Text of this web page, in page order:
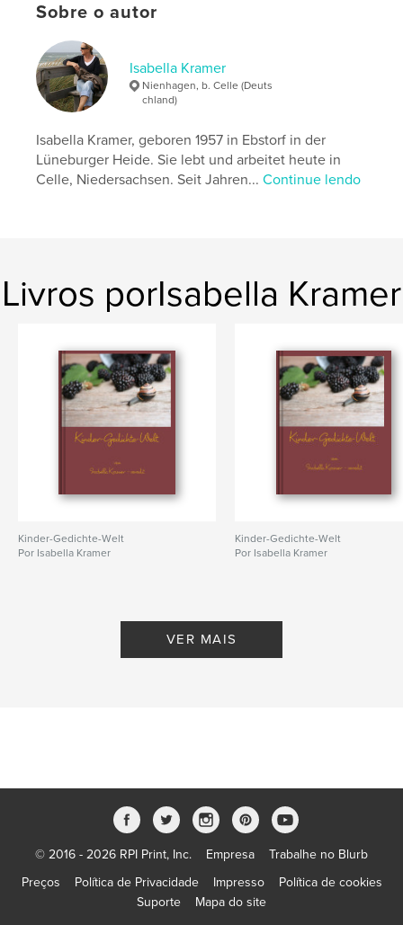
IdiomaGerman
Palavras-chavee
Liebe , Meer , Natur
Gedichte Lyrik
Sobre o autor
Isabella Kramer
Nienhagen, b. Celle (Deuts
chland)
Isabella Kramer, geboren 1957 in Ebstorf in der
Lüneburger Heide. Sie lebt und arbeitet heute in
Celle, Niedersachsen. Seit Jahren...Continue lendo
Livros porIsabella Kramer
Kinder-Gedichte-Welt
Por Isabella Kramer
Kinder-Gedichte-Welt
Por Isabella Kramer
VER MAIS
© 2016 - 2026 RPI Print, Inc. Empresa
Trabalhe no Blurb
Preços
Política de Privacidade Impresso
Política de cookies
Suporte
Mapa do site